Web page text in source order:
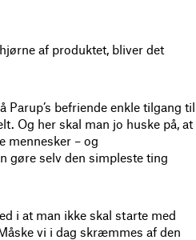
af produktet, bliver det
Parup’s befriende enkle tilgang til
Og her skal man jo huske på, at
mennesker – og
gøre selv den simpleste ting
i at man ikke skal starte med
vi i dag skræmmes af den